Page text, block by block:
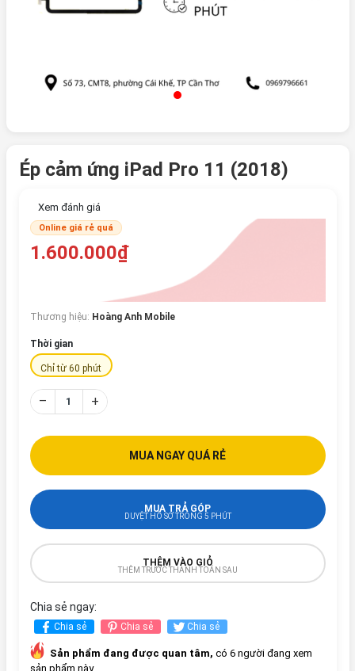
Ép cảm ứng iPad Pro 11 (2018)
Xem đánh giá
Online giá rẻ quá
1.600.000₫
Thương hiệu: Hoàng Anh Mobile
Thời gian
Chỉ từ 60 phút
– +
MUA NGAY QUÁ RẺ
MUA TRẢ GÓP
DUYỆT HỒ SƠ TRONG 5 PHÚT
THÊM VÀO GIỎ
THÊM TRƯỚC THANH TOÁN SAU
Chia sẻ ngay:
Chia sẻ Chia sẻ Chia sẻ
Sản phẩm đang được quan tâm, có 6 người đang xem
sản phẩm này